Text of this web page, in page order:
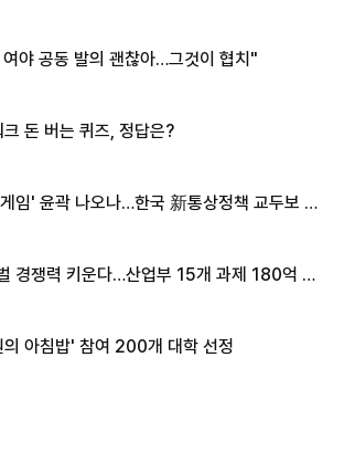
야 공동 발의 괜찮아…그것이 협치"
돈 버는 퀴즈, 정답은?
임' 윤곽 나오나…한국 新통상정책 교두보 활
경쟁력 키운다…산업부 15개 과제 180억 지
의 아침밥' 참여 200개 대학 선정